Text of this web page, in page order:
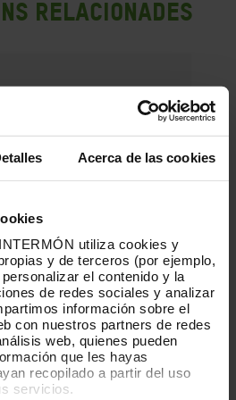
Acerca de las cookies
utiliza cookies y
y de terceros (por ejemplo,
el contenido y la
de redes sociales y analizar
información sobre el
con nuestros partners de redes
web, quienes pueden
que les hayas
recopilado a partir del uso
servicios.
Relacionades